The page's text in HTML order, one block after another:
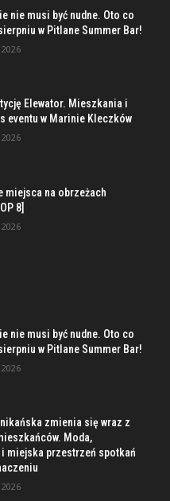
nie musi być nudne. Oto co
w Pitlane Summer Bar!
2026
Elewator. Mieszkania i
eventu w Marinie Kleczków
2026
miejsca na obrzeżach
8]
2026
nie musi być nudne. Oto co
w Pitlane Summer Bar!
2026
zmienia się wraz z
Moda,
miejska przestrzeń spotkań
2026